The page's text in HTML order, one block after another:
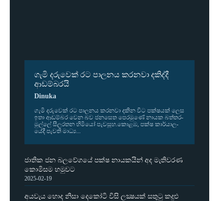
ගැමි දරුවෙක් රට පාලනය කරනවා දකිද්දී
ආඩම්බරයි
Dinuka
ගැමි දරු­වෙක් රට පාල­නය කර­නවා දකින විට පක්ෂ­යක් ලෙස
ඉතා ආඩ­ම්බර වෙන බව ජන­සෙත පෙර­මුණේ නායක බත්ත­ර­
මුල්ලේ සීල­ර­තන හිමියෝ පැව­සූහ.කොළඹ, පක්ෂ කාර්යා­ල­
යේදී පැවති මාධ්‍ය...
ජාතික ජන බලවේගයේ පක්ෂ නායකයින් අද මැතිවරණ
කොමිසම හමුවට
2025-02-19
අයවැය හොද නිසා දෙකෝටි විසි ලක්‍ෂයක් සතුටු කදුළු